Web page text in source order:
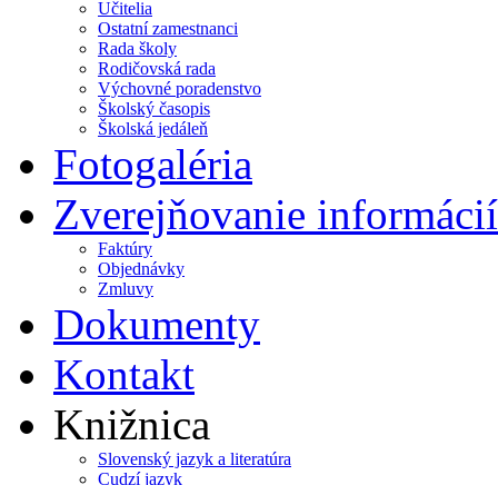
Učitelia
Ostatní zamestnanci
Rada školy
Rodičovská rada
Výchovné poradenstvo
Školský časopis
Školská jedáleň
Fotogaléria
Zverejňovanie informácií
Faktúry
Objednávky
Zmluvy
Dokumenty
Kontakt
Knižnica
Slovenský jazyk a literatúra
Cudzí jazyk